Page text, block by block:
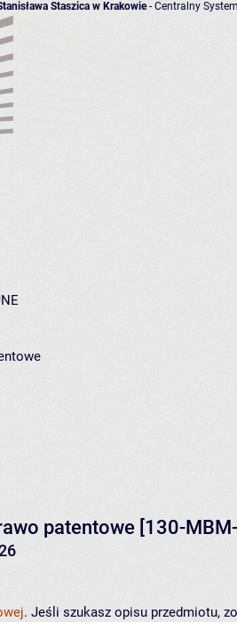
Staszica w Krakowie- Centralny
patentowe [130-
. Jeśli szukasz opisu przedmiotu,